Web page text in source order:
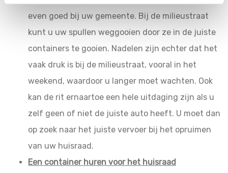
even goed bij uw gemeente. Bij de milieustraat
kunt u uw spullen weggooien door ze in de juiste
containers te gooien. Nadelen zijn echter dat het
vaak druk is bij de milieustraat, vooral in het
weekend, waardoor u langer moet wachten. Ook
kan de rit ernaartoe een hele uitdaging zijn als u
zelf geen of niet de juiste auto heeft. U moet dan
op zoek naar het juiste vervoer bij het opruimen
van uw huisraad.
Een container huren voor het huisraad